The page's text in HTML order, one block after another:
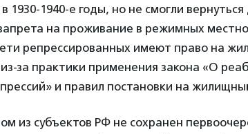
1930-1940-е годы, но не смогли
на проживание в режимных
репрессированных имеют право на
из-за практики применения закона «О
и правил постановки на
из субъектов РФ не сохранен